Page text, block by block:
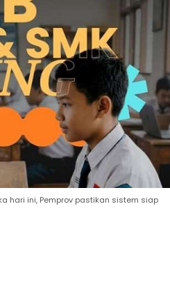
hari ini, Pemprov pastikan sistem siap